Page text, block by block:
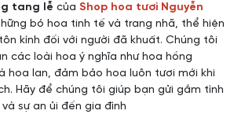
tang lễ của Shop hoa tươi Nguyễn
bó hoa tinh tế và trang nhã, thể hiện
kính đối với người đã khuất. Chúng tôi
các loài hoa ý nghĩa như hoa hồng
hoa lan, đảm bảo hoa luôn tươi mới khi
Hãy để chúng tôi giúp bạn gửi gắm tình
sự an ủi đến gia đình